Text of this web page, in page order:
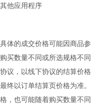
他应用程序
体的成交价格可能因商品参
买数量不同或所选规格不同
议，以线下协议的结算价格
终以订单结算页价格为准。
，也可能随着购买数量不同